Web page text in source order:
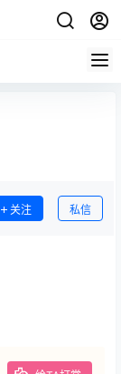
关注 私信